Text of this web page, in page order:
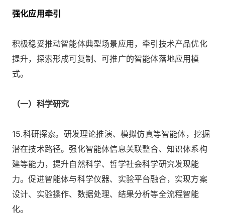
强化应用牵引
积极稳妥推动智能体典型场景应用，牵引技术产品优化
提升，探索形成可复制、可推广的智能体落地应用模
式。
（一）科学研究
15.科研探索。研发理论推演、模拟仿真等智能体，挖掘
潜在技术路径。强化智能体信息关联整合、知识体系构
建等能力，提升自然科学、哲学社会科学研究发现能
力。促进智能体与科学仪器、实验平台融合，实现方案
设计、实验操作、数据处理、结果分析等全流程智能
化。